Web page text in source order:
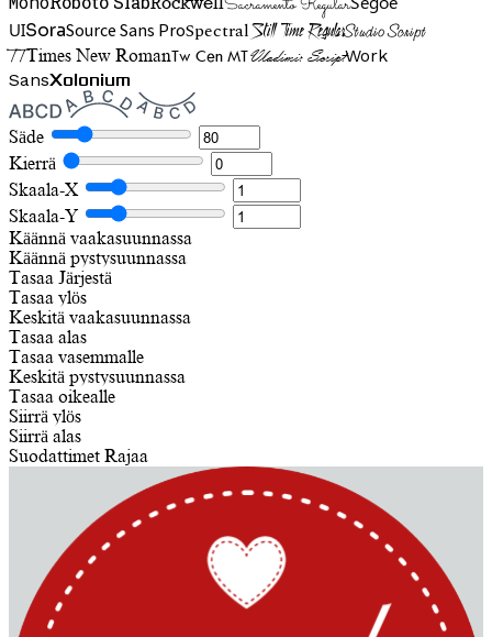
UISoraSource Sans ProSpectralStill Time RegularStudio Script
TTTimes New RomanTw Cen MTVladimir ScriptWork
SansXolonium
Säde
Kierrä
Skaala-X
Skaala-Y
Käännä vaakasuunnassa
Käännä pystysuunnassa
Tasaa Järjestä
Tasaa ylös
Keskitä vaakasuunnassa
Tasaa alas
Tasaa vasemmalle
Keskitä pystysuunnassa
Tasaa oikealle
Siirrä ylös
Siirrä alas
Suodattimet Rajaa